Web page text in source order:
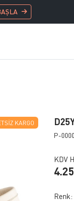
KARGO
P-
KDV
Renk: